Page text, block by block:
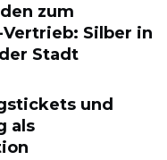
zum
Silber in
Stadt
und
als